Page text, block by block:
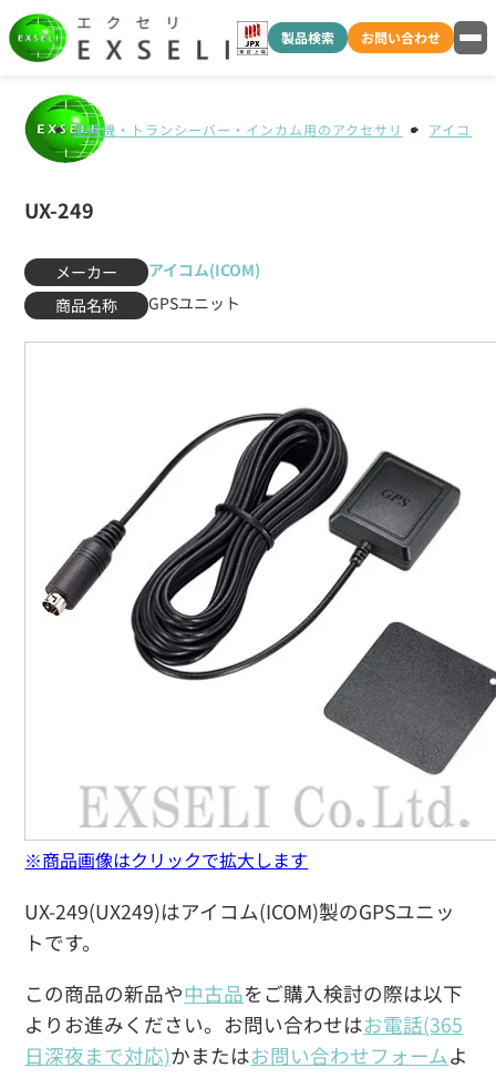
製品検索 お問い合わせ
無線機・トランシーバー・インカム用のアクセサリ アイコム
UX-249
メーカー
アイコム(ICOM)
商品名称
GPSユニット
UX-249(UX249)はアイコム(ICOM)製のGPSユニッ
トです。
この商品の新品や中古品をご購入検討の際は以下
よりお進みください。お問い合わせはお電話(365
日深夜まで対応)かまたはお問い合わせフォームよ
※商品画像はクリックで拡大します